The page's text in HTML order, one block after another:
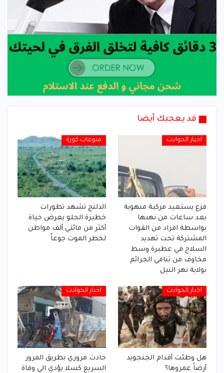
قد يعجبك أيضا
اخبار الحوادث
فزع يستعيد مركبة منهوبة
بعد ساعات من نهبها
بواسطة افراد من القوات
المشتركة تحت تهديد
السلاح في عطبرة وسط
مخاوف من تنامي الجرائم
بولاية نهر النيل
منوعات كورة
الدلنج تشهد تطورات
خطيرة:الحلو يعرض حياة
أكثر من مائتي ألف مواطن
لخطر الموت جوعاً
اخبار الحوادث
هل وطئت أقدام الجنجويد
أرضاً عمروها؟
اخبار الحوادث
حادث مروري بطريق المرور
السريع كسلا يؤدي الي وفاة